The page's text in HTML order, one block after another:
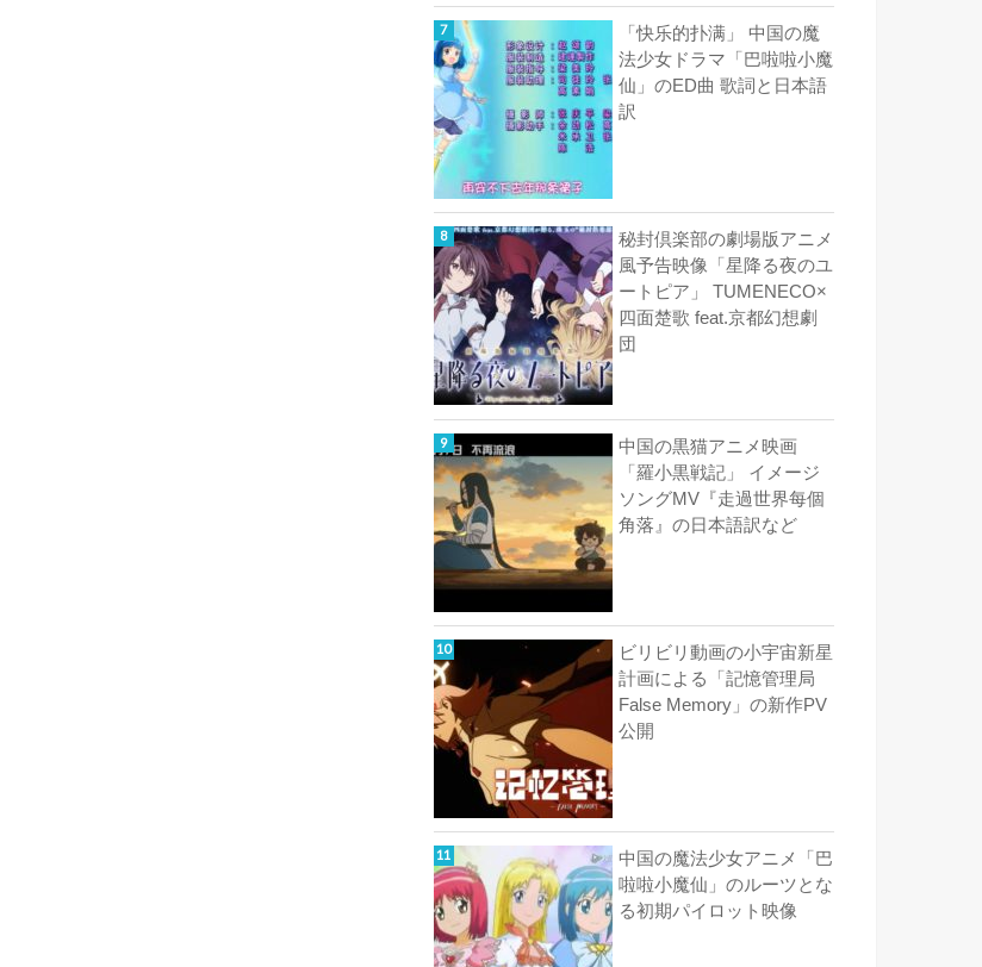
「快乐的扑满」 中国の魔
法少女ドラマ「巴啦啦小魔
仙」のED曲 歌詞と日本語
訳
秘封倶楽部の劇場版アニメ
風予告映像「星降る夜のユ
ートピア」 TUMENECO×
四面楚歌 feat.京都幻想劇
団
中国の黒猫アニメ映画
「羅小黒戦記」 イメージ
ソングMV『走過世界每個
角落』の日本語訳など
ビリビリ動画の小宇宙新星
計画による「記憶管理局
False Memory」の新作PV
公開
中国の魔法少女アニメ「巴
啦啦小魔仙」のルーツとな
る初期パイロット映像